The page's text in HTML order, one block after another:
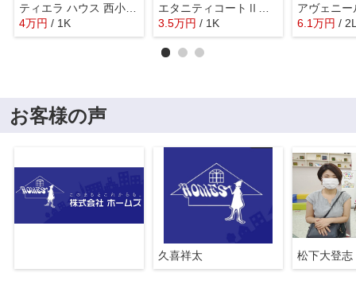
ティエラ ハウス 西小二里
4万円 / 1K
エタニティコートⅡ番館
3.5万円 / 1K 6.1万円 /
お客様の声
久喜祥太 松下大登志